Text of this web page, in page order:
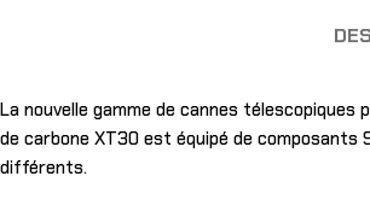
La nouvelle gamme de cannes télescopiques
de carbone XT30 est équipé de
différents.